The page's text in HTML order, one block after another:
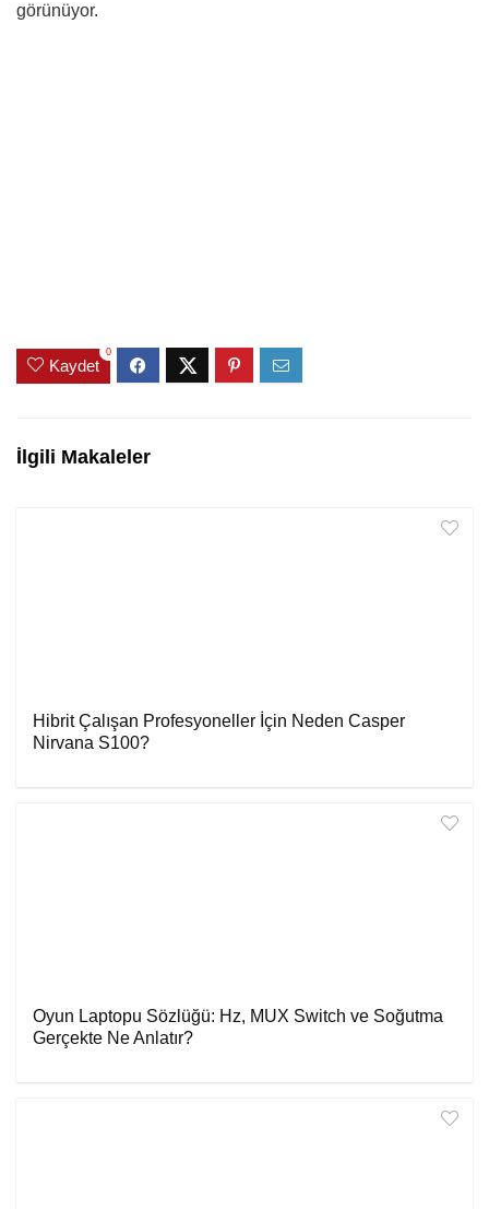
görünüyor.
Kaydet
0
İlgili Makaleler
Hibrit Çalışan Profesyoneller İçin Neden Casper
Nirvana S100?
Oyun Laptopu Sözlüğü: Hz, MUX Switch ve Soğutma
Gerçekte Ne Anlatır?